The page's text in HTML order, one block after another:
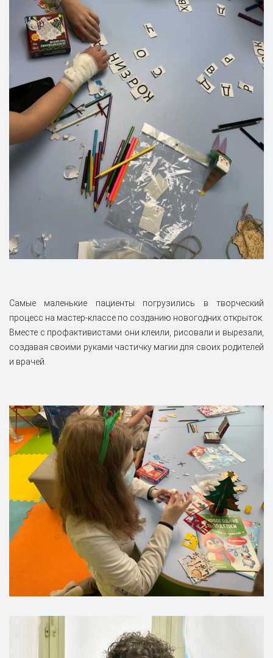
Самые маленькие пациенты погрузились в творческий
процесс на мастер-классе по созданию новогодних открыток.
Вместе с профактивистами они клеили, рисовали и вырезали,
создавая своими руками частичку магии для своих родителей
и врачей.